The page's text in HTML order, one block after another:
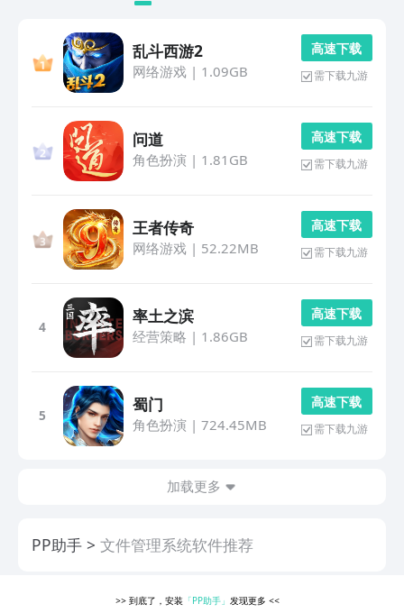
乱斗西游2
网络游戏| 1.09GB
高 速 下 载
需下载九游
问道
角色扮演 | 1.81GB
高 速 下 载
需下载九游
王者传奇
网络游戏| 52.22MB
高 速 下 载
需下载九游
4
率土之滨
经营策略 | 1.86GB
高 速 下 载
需下载九游
5
蜀门
角色扮演 | 724.45MB
高 速 下 载
需下载九游
加载更多
PP助手 文件管理系统软件推荐
>> 到底了，安装 「PP助手」 发现更多<<